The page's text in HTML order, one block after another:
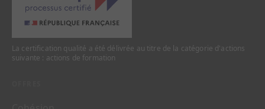
La certification qualité a été délivrée au titre de la catégorie d'actions
suivante : actions de formation